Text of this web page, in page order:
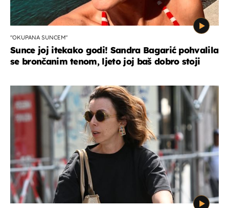
"OKUPANA SUNCEM"
Sunce joj itekako godi! Sandra Bagarić pohvalila
se brončanim tenom, ljeto joj baš dobro stoji